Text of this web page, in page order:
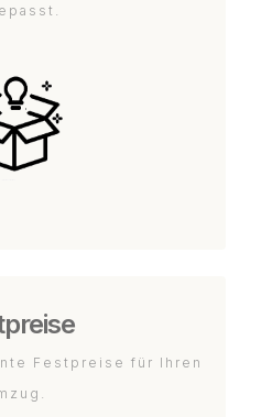
Festpreise für Ihren